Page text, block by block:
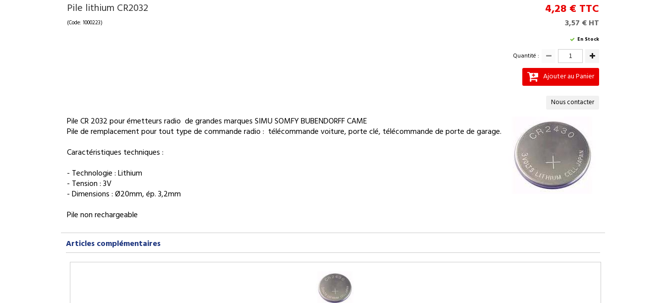
Pile lithium CR2032
(Code: 1000223)
4,28 € TTC
3,57 € HT
En Stock
Quantité :
Ajouter au Panier
Nous contacter
Pile CR 2032 pour émetteurs radio de grandes marques SIMU SOMFY BUBENDORFF CAME
Pile de remplacement pour tout type de commande radio : télécommande voiture, porte clé, télécommande de porte de garage.
Caractéristiques techniques :
- Technologie : Lithium
- Tension : 3V
- Dimensions : Ø20mm, ép. 3,2mm
Pile non rechargeable
Articles complémentaires